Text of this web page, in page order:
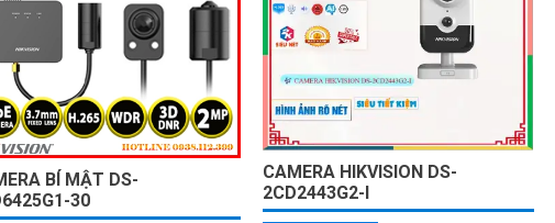
BÍ MẬT DS-
30
CAMERA HIKVISION DS-
2CD2443G2-I